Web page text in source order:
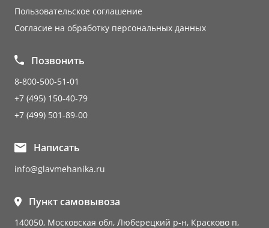
Пользовательское соглашение
Согласие на обработку персональных данных
Позвонить
8-800-500-51-01
+7 (495) 150-40-79
+7 (499) 501-89-00
Написать
info@glavmehanika.ru
Пункт самовывоза
140050, Московская обл, Люберецкий р-н, Красково п,